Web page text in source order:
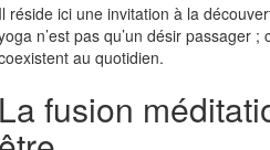
Il réside ici une invitation à la
n’est pas qu’un désir passager
au quotidien.
La fusion